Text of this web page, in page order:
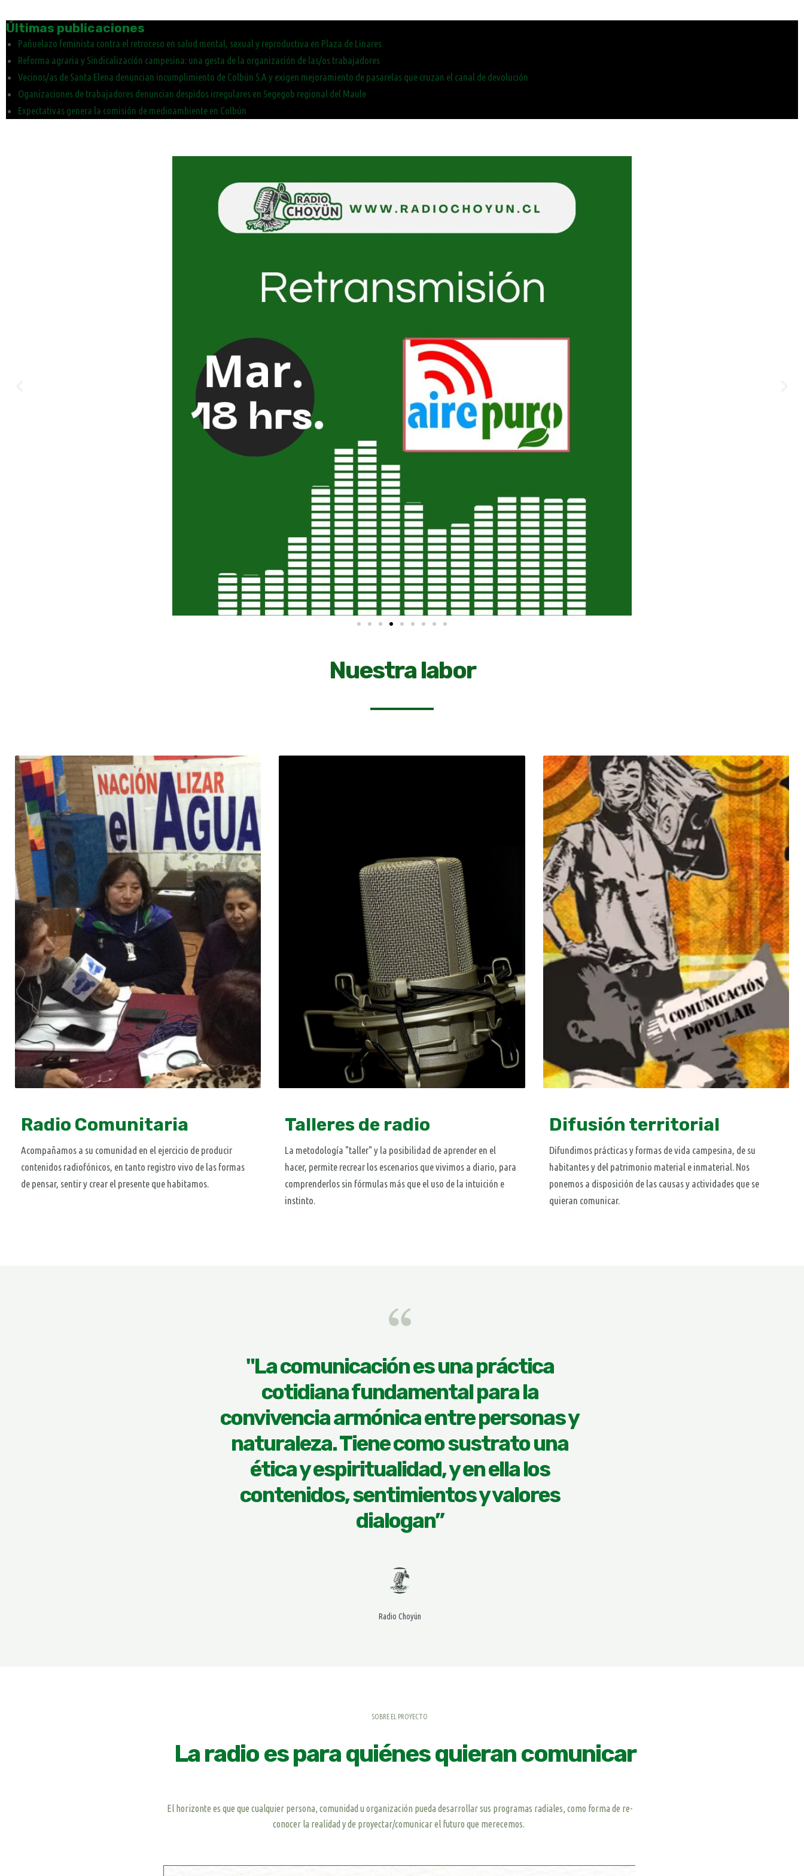
Últimas publicaciones
Pañuelazo feminista contra el retroceso en salud mental, sexual y reproductiva en Plaza de Linares
Reforma agraria y Sindicalización campesina: una gesta de la organización de las/os trabajadores
Vecinos/as de Santa Elena denuncian incumplimiento de Colbún S.A y exigen mejoramiento de pasarelas que cruzan el canal de devolución
Oganizaciones de trabajadores denuncian despidos irregulares en Segegob regional del Maule
Expectativas genera la comisión de medioambiente en Colbún
Nuestra labor
Radio Comunitaria
Acompañamos a su comunidad en el ejercicio de producir
contenidos radiofónicos, en tanto registro vivo de las formas
de pensar, sentir y crear el presente que habitamos.
Talleres de radio
La metodología "taller" y la posibilidad de aprender en el
hacer, permite recrear los escenarios que vivimos a diario, para
comprenderlos sin fórmulas más que el uso de la intuición e
instinto.
Difusión territorial
Difundimos prácticas y formas de vida campesina, de su
habitantes y del patrimonio material e inmaterial. Nos
ponemos a disposición de las causas y actividades que se
quieran comunicar.
"La comunicación es una práctica
cotidiana fundamental para la
convivencia armónica entre personas y
naturaleza. Tiene como sustrato una
ética y espiritualidad, y en ella los
contenidos, sentimientos y valores
dialogan”
Radio Choyün
SOBRE EL PROYECTO
La radio es para quiénes quieran comunicar
El horizonte es que que cualquier persona, comunidad u organización pueda desarrollar sus programas radiales, como forma de re-
conocer la realidad y de proyectar/comunicar el futuro que merecemos.